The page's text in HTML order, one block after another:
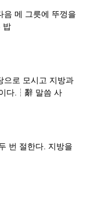
음 메 그릇에 뚜껑을
밥
으로 모시고 지방과
다.┆辭 말씀 사
번 절한다. 지방을